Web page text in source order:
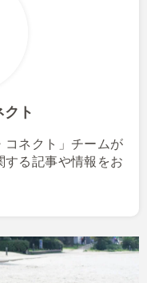
クト
コネクト」チームが
る記事や情報をお